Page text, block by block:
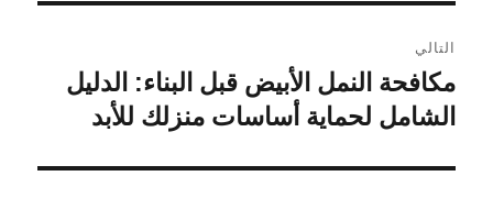
التالي
المقالة
التالية:
مكافحة النمل الأبيض قبل البناء: الدليل
الشامل لحماية أساسات منزلك للأبد